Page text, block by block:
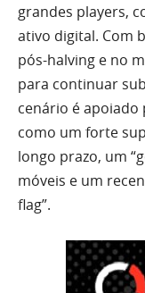
grandes players,
ativo digital. Com
pós-halving e no
para continuar
cenário é
como um forte
longo prazo, um
móveis e um
flag”.